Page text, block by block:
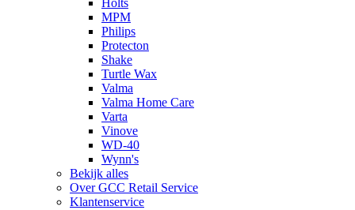
Holts
MPM
Philips
Protecton
Shake
Turtle Wax
Valma
Valma Home Care
Varta
Vinove
WD-40
Wynn's
Bekijk alles
Over GCC Retail Service
Klantenservice